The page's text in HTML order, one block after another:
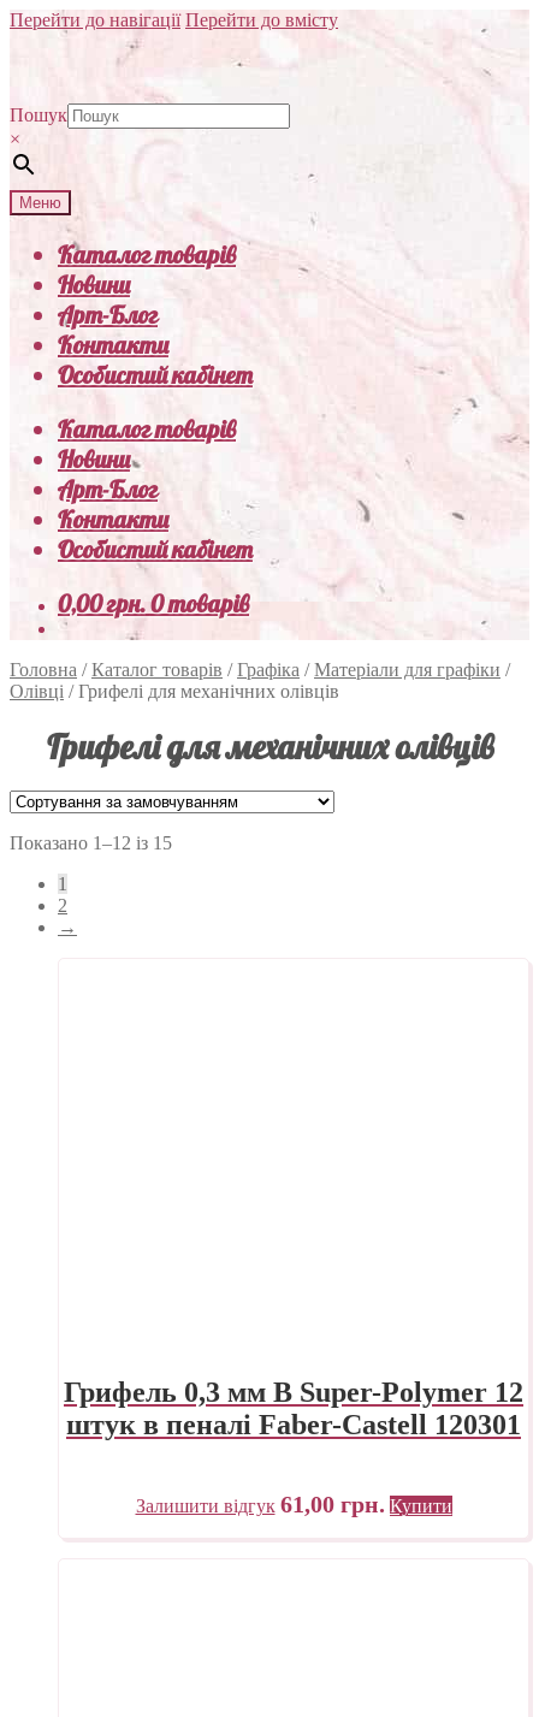
Перейти до навігації Перейти до вмісту
Пошук
×
Меню
Каталог товарів
Новини
Арт-Блог
Контакти
Особистий кабінет
Каталог товарів
Новини
Арт-Блог
Контакти
Особистий кабінет
0,00грн.0 товарів
Головна /Каталог товарів /Графіка /Матеріали для графіки /
Олівці /Грифелі для механічних олівців
Грифелі для механічних олівців
Показано 1–12 із 15
1
2
→
Грифель 0,3 мм B Super-Polymer 12
штук в пеналі Faber-Castell 120301
Залишити відгук 61,00 грн. Купити